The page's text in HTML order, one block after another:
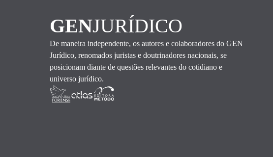
GENJURÍDICO
De maneira independente, os autores e colaboradores do GEN
Jurídico, renomados juristas e doutrinadores nacionais, se
posicionam diante de questões relevantes do cotidiano e
universo jurídico.